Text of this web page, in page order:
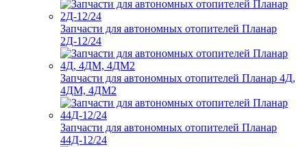
Запчасти для автономных отопителей Планар
2Д-12/24
Запчасти для автономных отопителей Планар 4Д,
4ДМ, 4ДМ2
Запчасти для автономных отопителей Планар
44Д-12/24